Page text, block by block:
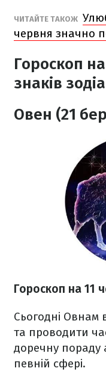
ЧИТАЙТЕ ТАКОЖ
червня значно
Гороскоп
знаків
Овен (21
Гороскоп на 11
Сьогодні Овнам
та проводити
доречну
певній сфері.